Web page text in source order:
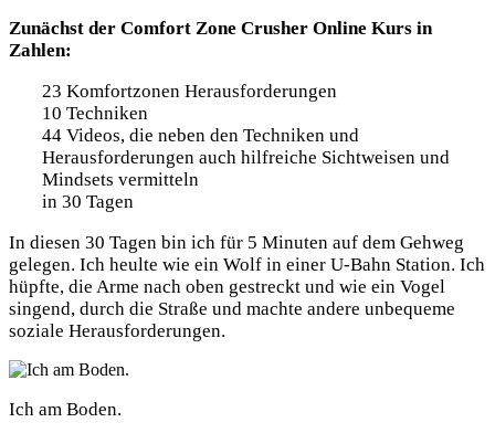
Zunächst der Comfort Zone Crusher Online Kurs in
Zahlen:
23 Komfortzonen Herausforderungen
10 Techniken
44 Videos, die neben den Techniken und
Herausforderungen auch hilfreiche Sichtweisen und
Mindsets vermitteln
in 30 Tagen
In diesen 30 Tagen bin ich für 5 Minuten auf dem Gehweg
gelegen. Ich heulte wie ein Wolf in einer U-Bahn Station. Ich
hüpfte, die Arme nach oben gestreckt und wie ein Vogel
singend, durch die Straße und machte andere unbequeme
soziale Herausforderungen.
Ich am Boden.